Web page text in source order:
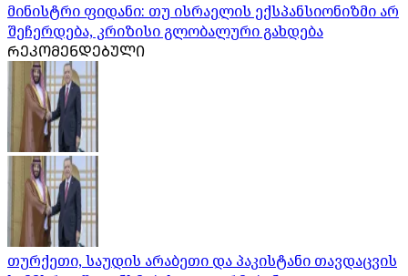
მინისტრი ფიდანი: თუ ისრაელის ექსპანსიონიზმი არ
შეჩერდება, კრიზისი გლობალური გახდება
ᲠᲔᲙᲝᲛᲔᲜᲓᲔᲑᲣᲚᲘ
თურქეთი, საუდის არაბეთი და პაკისტანი თავდაცვის